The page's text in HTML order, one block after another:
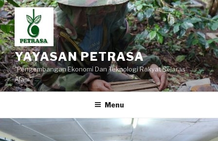
Lompat
ke
konten
YAYASAN PETRASA
"Pengembangan Ekonomi Dan Teknologi Rakyat Selaras
Alam"
Menu